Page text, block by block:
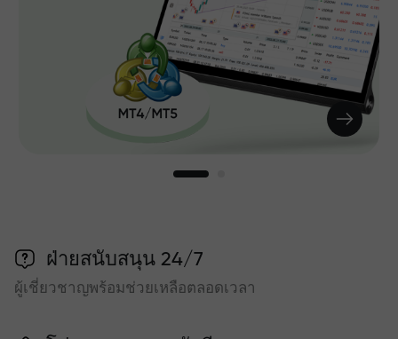
ฝ่ายสนับสนุน 24/7
ผู้เชี่ยวชาญพร้อมช่วยเหลือตลอดเวลา